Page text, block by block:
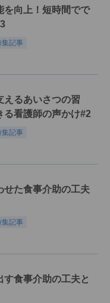
を向上！短時間でで
集記事
えるあいさつの習
る看護師の声かけ#2
集記事
せた食事介助の工夫
集記事
食事介助の工夫と